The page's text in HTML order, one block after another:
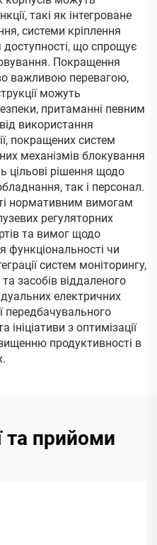
такі як інтегроване
системи кріплення
що спрощує
Покращення
важливою перевагою,
можуть
притаманні певним
використання
покращених систем
механізмів блокування
цільові рішення щодо
так і персонал.
нормативним вимогам
регуляторних
та вимог щодо
функціональності чи
систем моніторингу,
засобів віддаленого
електричних
передбачувального
ініціативи з оптимізації
продуктивності в
та прийоми